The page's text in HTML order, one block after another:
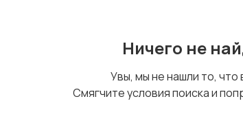
Ничего не
Увы, мы не нашли то, что
Смягчите условия поиска и